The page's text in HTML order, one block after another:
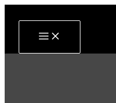
springen